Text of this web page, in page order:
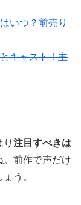
いつ？前売り
キャスト！主
注目すべきは
。前作で声だけ
う。